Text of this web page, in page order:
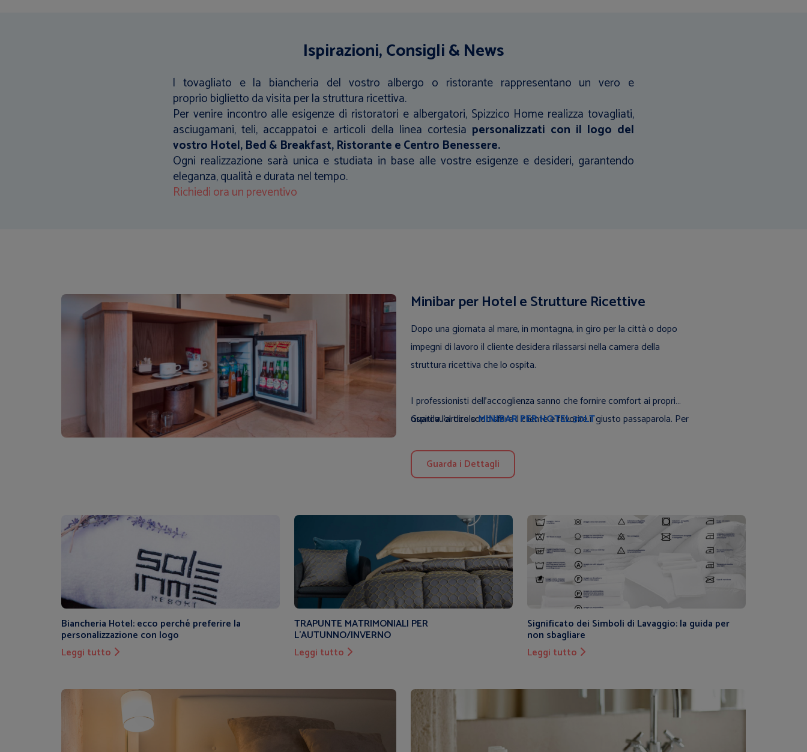
Ispirazioni, Consigli & News
l tovagliato e la biancheria del vostro albergo o ristorante rappresentano un vero e
proprio biglietto da visita per la struttura ricettiva.
Per venire incontro alle esigenze di ristoratori e albergatori, Spizzico Home realizza tovagliati,
asciugamani, teli, accappatoi e articoli della linea cortesia personalizzati con il logo del
vostro Hotel, Bed & Breakfast, Ristorante e Centro Benessere.
Ogni realizzazione sarà unica e studiata in base alle vostre esigenze e desideri, garantendo
eleganza, qualità e durata nel tempo.
Richiedi ora un preventivo
Minibar per Hotel e Strutture Ricettive
Dopo una giornata al mare, in montagna, in giro per la città o dopo
impegni di lavoro il cliente desidera rilassarsi nella camera della
struttura ricettiva che lo ospita.
I professionisti dell’accoglienza sanno che fornire comfort ai propri
ospiti vuol dire soddisfare il cliente e favorire il giusto passaparola. Per
strutture ricettive, o frigobar, è un particolare al quale non si può
rinunciare.
forniture alberghiere e minibar caratterizzati da tecnologia di
refrigerazione con sistema di assorbimento 100% CFC free, dai ridotti
consumi ed alta affidabilità, ideali per fornire sempre il massimo
comfort agli ospiti della tua struttura ricettiva.
I minibar sono lo strumento adatto per fornire al cliente della
struttura acqua, bevande e snack in ogni momento della sua
permanenza. Piccoli e funzionali, I minibar per Alberghi presenti nel
settore ricettivo e possono essere installati agevolmente all’interno
della stanza.
Bassi consumi e silenziosità (grazie all'assenza di compressore e parti
Guarda l'articoloMINIBAR PER HOTEL 30LT
Guarda i Dettagli
Biancheria Hotel: ecco perché preferire la
personalizzazione con logo
Leggi tutto
TRAPUNTE MATRIMONIALI PER
L'AUTUNNO/INVERNO
Leggi tutto
Significato dei Simboli di Lavaggio: la guida per
non sbagliare
Leggi tutto